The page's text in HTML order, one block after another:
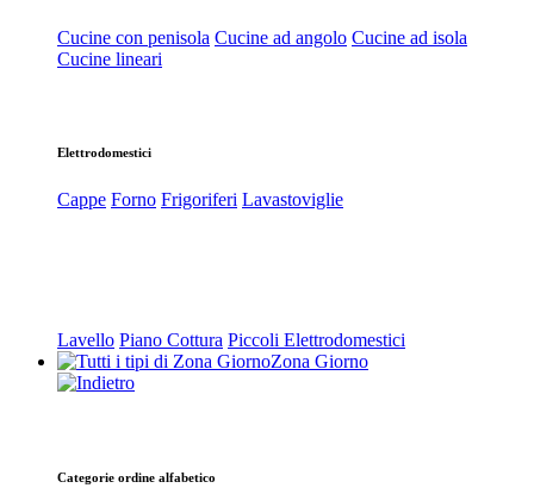
Cucine con penisola Cucine ad angolo Cucine ad isola
Cucine lineari
Elettrodomestici
Cappe Forno Frigoriferi Lavastoviglie
Lavello Piano Cottura Piccoli Elettrodomestici
Zona Giorno
Categorie ordine alfabetico